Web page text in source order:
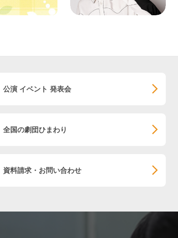
公演 イベント 発表会
全国の劇団ひまわり
資料請求・お問い合わせ